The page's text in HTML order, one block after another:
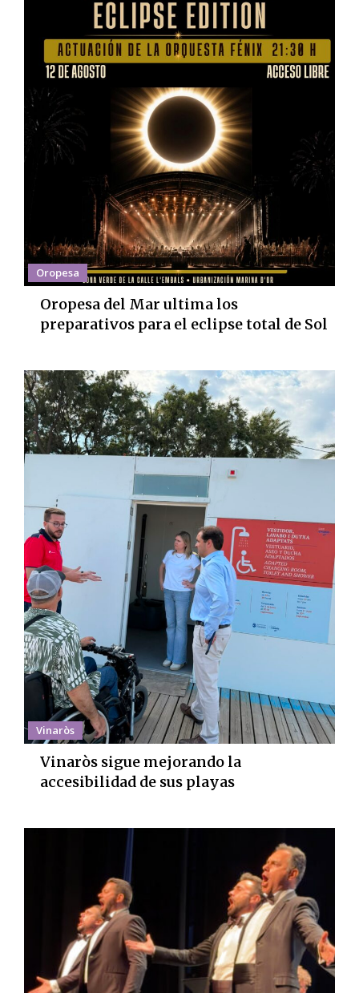
Oropesa
Oropesa del Mar ultima los
preparativos para el eclipse total de Sol
Vinaròs
Vinaròs sigue mejorando la
accesibilidad de sus playas